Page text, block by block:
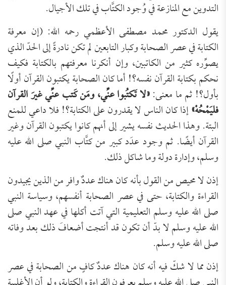
التدوين مع المنازعة في وُجود الكتَّاب في تلك الأجيال.
يقول الدكتور محمد مصطفى الأعظمي رحمه الله: (إن معرفة
الكتابة في عصر الصحابة وكبار التابعين لم تكن نادرةً إلى الحدّ الذي
يصوِّره كثير من الكاتبين، وإن أنكرنا معرفتهم بالكتابة فكيف
نحكم بكتابة القرآن نفسه؟! أما كان الصحابة يكتبون القرآن أولًا
بأول؟! ثم ما معنى:«لا تَكتُبوا عنِّي، ومَن كَتب عنِّي غيرَ القرآن
فليَمْحُهْ»إذا كان الناس لا يقدرون على الكتابة؟! فلا داعي للمنع
البتة. وهذا الحديث نفسه يشير إلى أنهم كانوا يكتبون القرآن وغير
القرآن أيضًا. ثم وجود عدَد كبير من كتَّاب النبي صلى الله عليه
وسلم، وإدارة دولة وما شاكل ذلك.
إذن لا محيص من القول بأنه كان هناك عددٌ وافر من الذين يجيدون
القراءة والكتابة، حتى في عصر الصحابة أنفسهم، وسياسة النبي
صلى الله عليه وسلم التعليمية التي آتت أكلها في عهد النبي صلى
الله عليه وسلم لا بدّ أن تكون قد أنتجت أضعافَ ذلك بعد وفاته
صلى الله عليه وسلم.
إذن مما لا شكّ فيه أنه كان هناك عددٌ كافٍ من الصحابة في عصر